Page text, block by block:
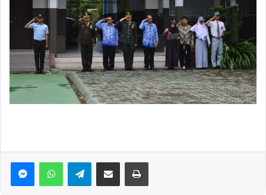
WhatsAppTelegramBagikan via Email Print